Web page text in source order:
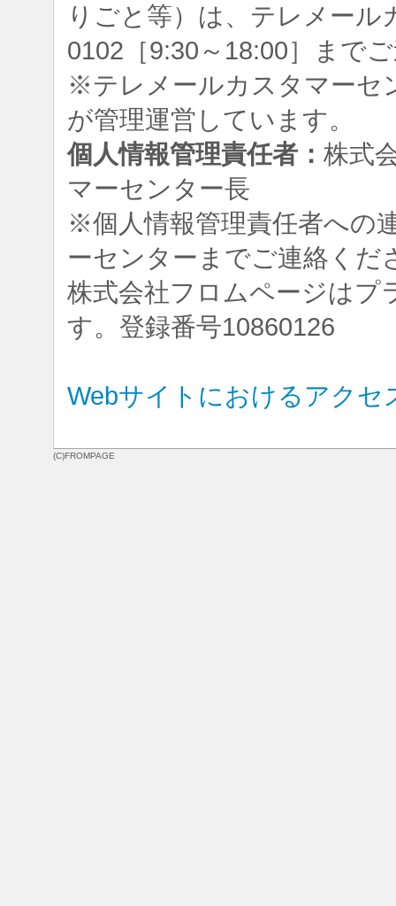
りごと等）は、テレメー
0102［9:30～18:00］まで
※テレメールカスタマーセ
が管理運営しています。
個人情報管理責任者： 株式
マーセンター長
※個人情報管理責任者への
ーセンターまでご連絡くだ
株式会社フロムページはプ
す。登録番号10860126
Webサイトにおけるアクセ
(C)FROMPAGE